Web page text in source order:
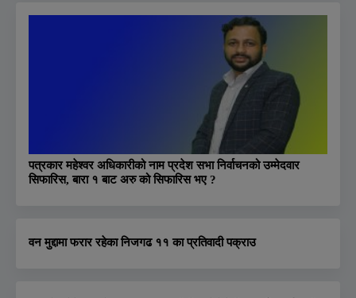
पत्रकार महेश्वर अधिकारीको नाम प्रदेश सभा निर्वाचनको उम्मेदवार
सिफारिस, बारा १ बाट अरु को सिफारिस भए ?
वन मुद्दामा फरार रहेका निजगढ ११ का प्रतिवादी पक्राउ